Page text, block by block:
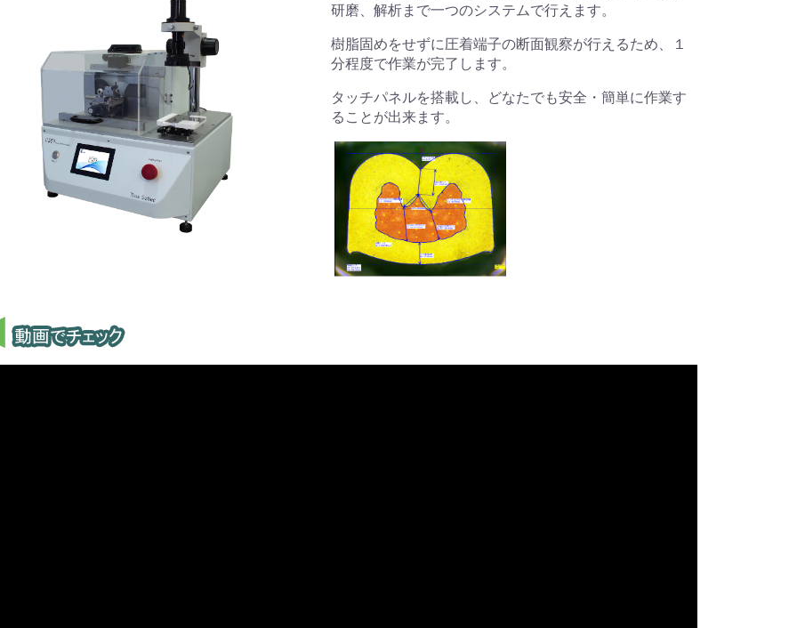
研磨、解析まで一つのシステムで行えます。
樹脂固めをせずに圧着端子の断面観察が行えるため、１
分程度で作業が完了します。
タッチパネルを搭載し、どなたでも安全・簡単に作業す
ることが出来ます。